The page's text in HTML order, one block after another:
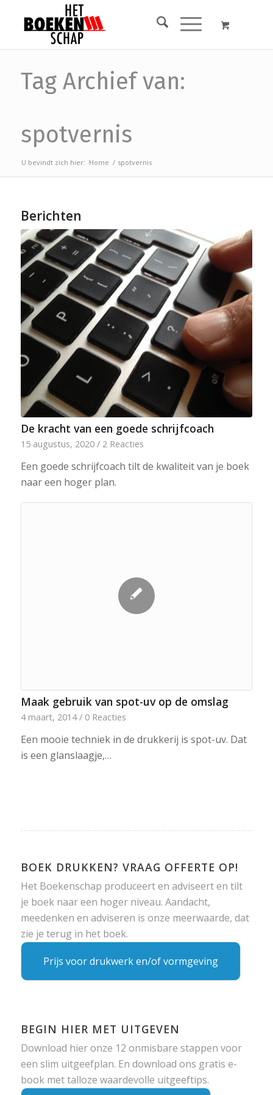
Tag Archief van:
spotvernis
U bevindt zich hier: Home / spotvernis
Berichten
De kracht van een goede schrijfcoach
15 augustus, 2020 / 2 Reacties
Een goede schrijfcoach tilt de kwaliteit van je boek
naar een hoger plan.
Maak gebruik van spot-uv op de omslag
4 maart, 2014 / 0 Reacties
Een mooie techniek in de drukkerij is spot-uv. Dat
is een glanslaagje,…
BOEK DRUKKEN? VRAAG OFFERTE OP!
Het Boekenschap produceert en adviseert en tilt
je boek naar een hoger niveau. Aandacht,
meedenken en adviseren is onze meerwaarde, dat
zie je terug in het boek.
Prijs voor drukwerk en/of vormgeving
BEGIN HIER MET UITGEVEN
Download hier onze 12 onmisbare stappen voor
een slim uitgeefplan. En download ons gratis e-
book met talloze waardevolle uitgeeftips.